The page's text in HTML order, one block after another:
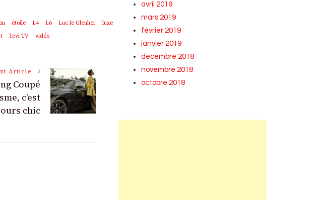
étoile L4 L6 Luc le Gleuher
luxe
Tevi TV vidéo
Article
Coupé
c’est
chic
avril 2019
mars 2019
février 2019
janvier 2019
décembre 2018
novembre 2018
octobre 2018